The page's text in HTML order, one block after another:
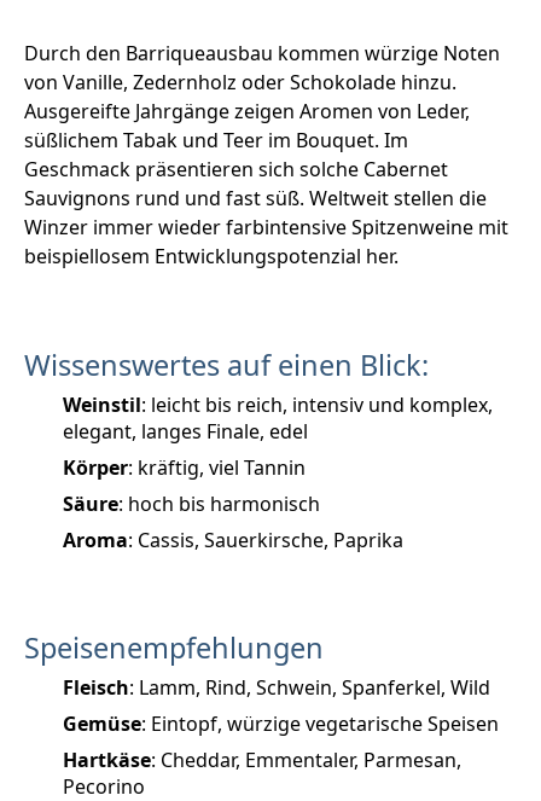
Durch den Barriqueausbau kommen würzige Noten
von Vanille, Zedernholz oder Schokolade hinzu.
Ausgereifte Jahrgänge zeigen Aromen von Leder,
süßlichem Tabak und Teer im Bouquet. Im
Geschmack präsentieren sich solche Cabernet
Sauvignons rund und fast süß. Weltweit stellen die
Winzer immer wieder farbintensive Spitzenweine mit
beispiellosem Entwicklungspotenzial her.
Wissenswertes auf einen Blick:
Weinstil: leicht bis reich, intensiv und komplex,
elegant, langes Finale, edel
Körper: kräftig, viel Tannin
Säure: hoch bis harmonisch
Aroma: Cassis, Sauerkirsche, Paprika
Speisenempfehlungen
Fleisch: Lamm, Rind, Schwein, Spanferkel, Wild
Gemüse: Eintopf, würzige vegetarische Speisen
Hartkäse: Cheddar, Emmentaler, Parmesan,
Pecorino